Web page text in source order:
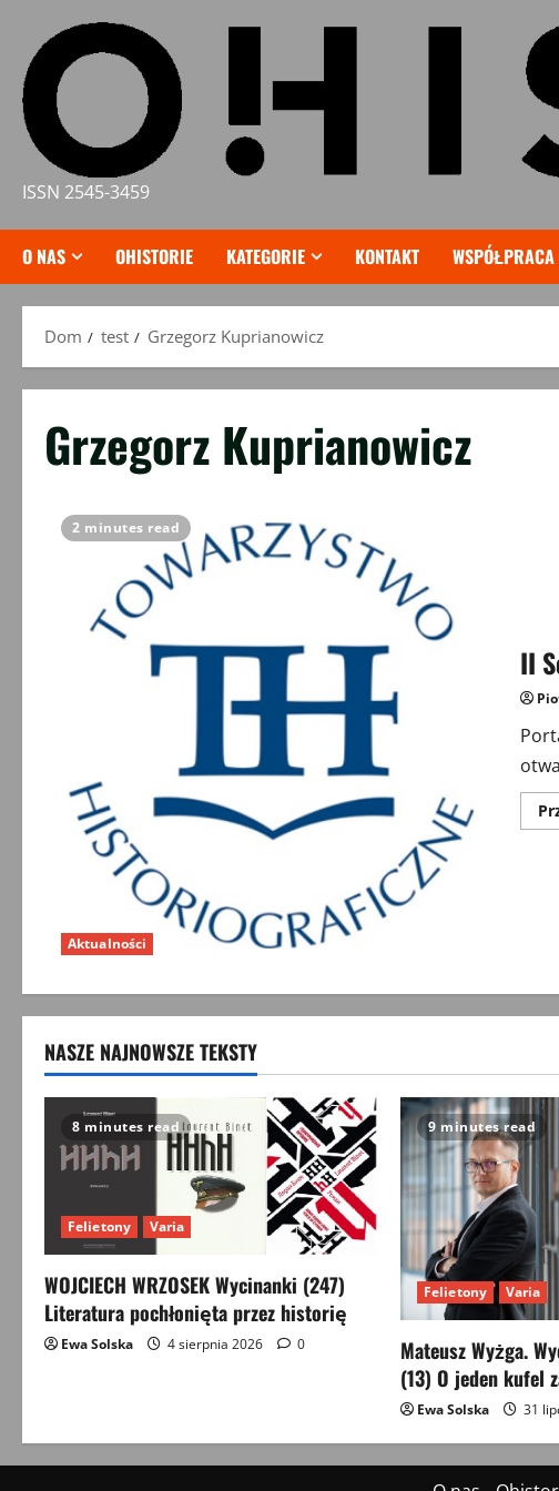
treści
ISSN 2545-3459
O NAS OHISTORIE KATEGORIE KONTAKT WSPÓŁPRACA
Dom test Grzegorz Kuprianowicz
Grzegorz Kuprianowicz
2 minutes read
Aktualności
II
NASZE NAJNOWSZE TEKSTY
8 minutes read
Felietony Varia
WOJCIECH WRZOSEK Wycinanki (247)
Literatura pochłonięta przez historię
Ewa Solska 4 sierpnia 2026 0
9 minutes read
Felietony Varia
Mateusz Wyżga.
(13) O jeden kufel
Ewa Solska 31